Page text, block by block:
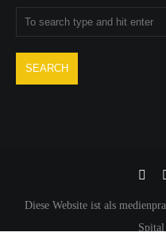
Diese Website ist als
Spital